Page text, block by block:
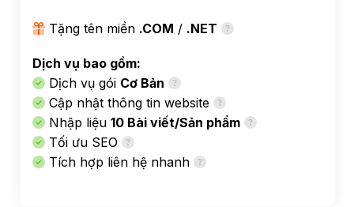
Tặng tên miền .COM / .NET
Dịch vụ bao gồm:
Dịch vụ gói Cơ Bản
Cập nhật thông tin website
Nhập liệu 10 Bài viết/Sản phẩm
Tối ưu SEO
Tích hợp liên hệ nhanh